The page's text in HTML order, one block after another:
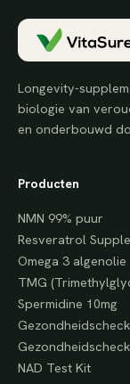
Longevity-
biologie van
en onderbouwd
Producten
NMN 99% puur
Resveratrol
Omega 3 algenolie
TMG
Spermidine 10mg
NAD Test Kit